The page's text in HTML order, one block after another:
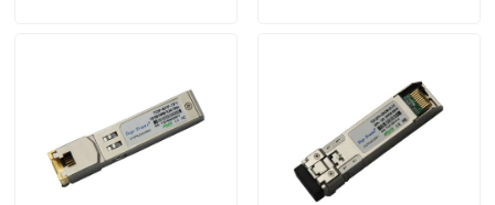
Modul 100G QSFP28
Modul 25G SFP28